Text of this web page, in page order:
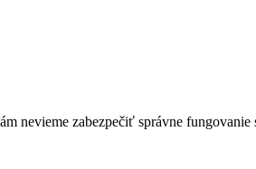
nevieme zabezpečiť správne